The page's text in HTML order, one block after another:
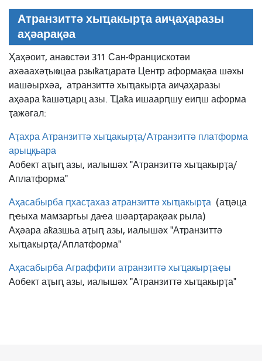
Атранзиттә хыҵакырҭа аиҷаҳаразы
аҳәарақәа
Ҳаҳәоит, анаҩстәи 311 Сан-Францискотәи
ахәаахәҭыҩцәа рзыҟаҵаратә Центр аформақәа шәхы
иашәырхәа, атранзиттә хыҵакырҭа аиҷаҳаразы
аҳәара ҟашәҵарц азы. Ҵаҟа ишаарԥшу еиԥш аформа
ҭажәгал:
Аҭахра Атранзиттә хыҵакырҭа/Атранзиттә платформа
арыцқьара
Аобект аҭыԥ азы, иалышәх "Атранзиттә хыҵакырҭа/
Аплатформа"
Аҳасабырба ԥхасҭахаз атранзиттә хыҵакырҭа (аҵәца
ԥҽыха мамзаргьы даҽа шәарҭарақәак рыла)
Аҳәара аҟазшьа аҭыԥ азы, иалышәх "Атранзиттә
хыҵакырҭа/Аплатформа"
Аҳасабырба Аграффити атранзиттә хыҵакырҭаҿы
Аобект аҭыԥ азы, иалышәх "Атранзиттә хыҵакырҭа"